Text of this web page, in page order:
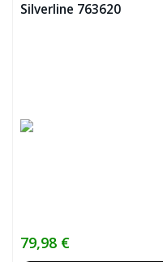
Silverline 763620
79,98 €